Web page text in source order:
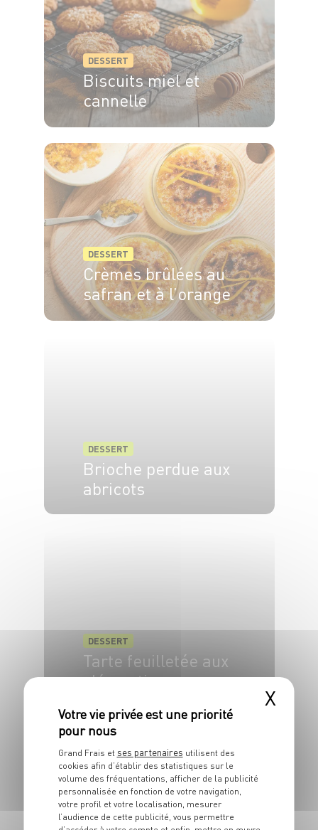
DESSERT
Biscuits miel et
cannelle
DESSERT
Crèmes brûlées au
safran et à l’orange
DESSERT
Brioche perdue aux
abricots
DESSERT
Tarte feuilletée aux
clémentines
30 min 45 min
X
Grand Frais et ses partenaires utilisent des
cookies afin d’établir des statistiques sur le
volume des fréquentations, afficher de la publicité
personnalisée en fonction de votre navigation,
votre profil et votre localisation, mesurer
l’audience de cette publicité, vous permettre